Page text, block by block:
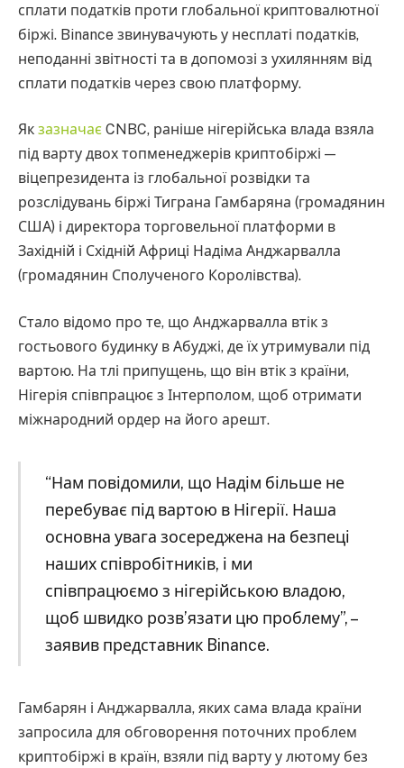
сплати податків проти глобальної криптовалютної
біржі. Binance звинувачують у несплаті податків,
неподанні звітності та в допомозі з ухилянням від
сплати податків через свою платформу.
Як зазначає CNBC, раніше нігерійська влада взяла
під варту двох топменеджерів криптобіржі —
віцепрезидента із глобальної розвідки та
розслідувань біржі Тиграна Гамбаряна (громадянин
США) і директора торговельної платформи в
Західній і Східній Африці Надіма Анджарвалла
(громадянин Сполученого Королівства).
Стало відомо про те, що Анджарвалла втік з
гостьового будинку в Абуджі, де їх утримували під
вартою. На тлі припущень, що він втік з країни,
Нігерія співпрацює з Інтерполом, щоб отримати
міжнародний ордер на його арешт.
“Нам повідомили, що Надім більше не
перебуває під вартою в Нігерії. Наша
основна увага зосереджена на безпеці
наших співробітників, і ми
співпрацюємо з нігерійською владою,
щоб швидко розв’язати цю проблему”, –
заявив представник Binance.
Гамбарян і Анджарвалла, яких сама влада країни
запросила для обговорення поточних проблем
криптобіржі в країн, взяли під варту у лютому без